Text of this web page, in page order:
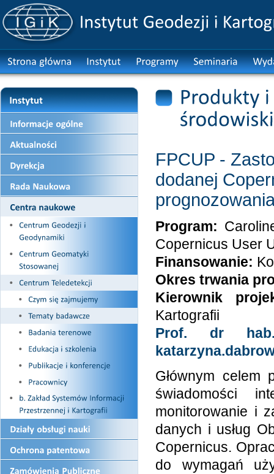
FPCUP -
dodanej
Program:
Copernicus User
Finansowanie:
Okres trwania
Kierownik
Kartografii
Prof. dr hab.
Głównym celem
świadomości
monitorowanie i
danych i usług
Copernicus.
do wymagań